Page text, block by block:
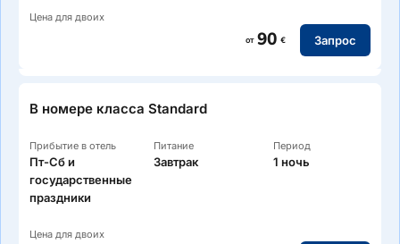
Цена для двоих
от 90 € Запрос
В номере класса Standard
Прибытие в отель
Пт-Сб и
государственные
праздники
Питание
Завтрак
Период
1 ночь
Цена для двоих